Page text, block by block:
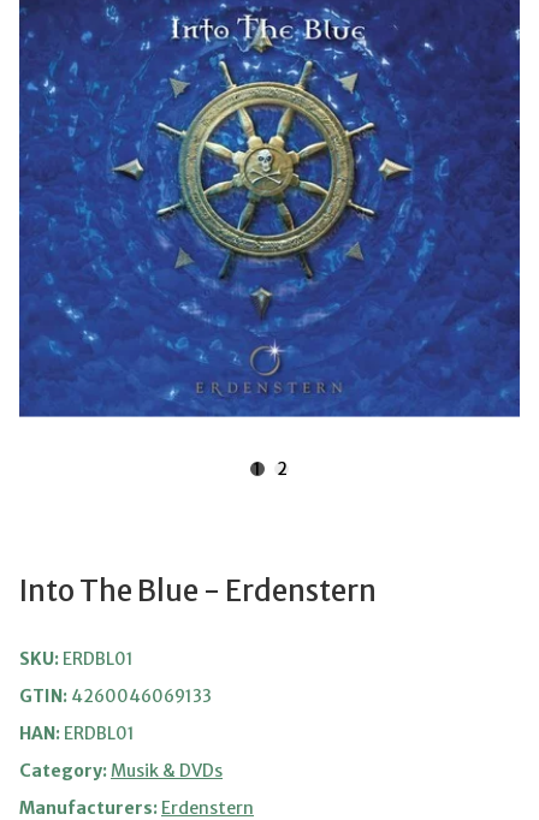
1 2
Into The Blue - Erdenstern
SKU: ERDBL01
GTIN: 4260046069133
HAN: ERDBL01
Category:Musik & DVDs
Manufacturers: Erdenstern